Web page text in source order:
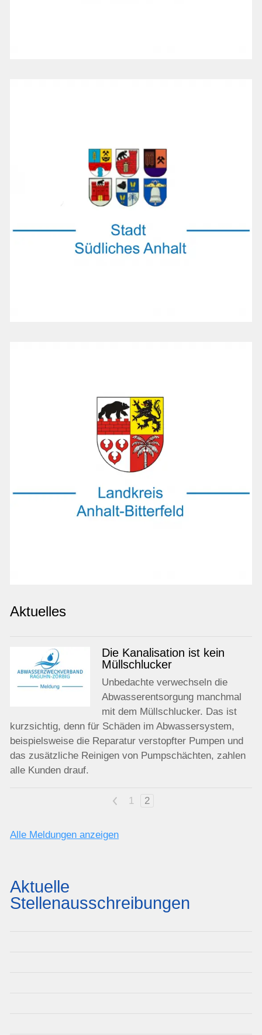
Aktuelles
Die Kanalisation ist kein
Müllschlucker
Unbedachte verwechseln die
Abwasserentsorgung manchmal
mit dem Müllschlucker. Das ist
kurzsichtig, denn für Schäden im Abwassersystem,
beispielsweise die Reparatur verstopfter Pumpen und
das zusätzliche Reinigen von Pumpschächten, zahlen
alle Kunden drauf.
< 1 2
Alle Meldungen anzeigen
Aktuelle
Stellenausschreibungen